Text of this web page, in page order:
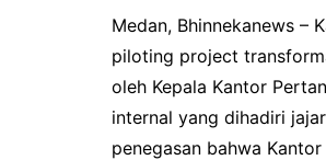
Medan, Bhinnekanews –
piloting project
oleh Kepala Kantor
internal yang dihadiri
penegasan bahwa